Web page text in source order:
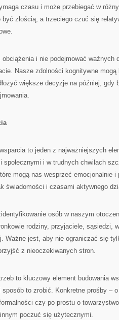
czasu i może przebiegać w
być złością, a trzeciego czuć się
obciążenia i nie podejmować ważnych
Nasze zdolności kognitywne
większe decyzje na później, gdy
to jeden z najważniejszych
społecznymi i w trudnych chwilach
mogą nas wesprzeć emocjonalnie i
świadomości i czasami aktywnego
osób w naszym
rodziny, przyjaciele, sąsiedzi,
Ważne jest, aby nie ograniczać się
z nieoczekiwanych stron.
to kluczowy element budowania
to zrobić. Konkretne prośby –
czy po prostu o
poczuć się użytecznymi.